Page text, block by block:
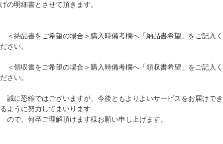
げの明細書とさせて頂きます。
＜納品書をご希望の場合＞購入時備考欄へ「納品書希望」をご記入く
ださい。
＜領収書をご希望の場合＞購入時備考欄へ「領収書希望」をご記入く
ださい。
誠に恐縮ではございますが、今後ともよりよいサービスをお届けでき
るように努力してまいります
ので、何卒ご理解頂けます様お願い申し上げます。